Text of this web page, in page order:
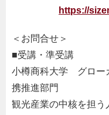
https://
＜お問合せ＞
■受講・準受講
小樽商科大学 グロー
携推進部門
観光産業の中核を担う